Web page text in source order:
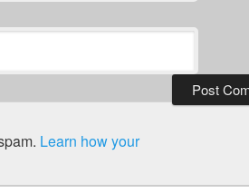
Learn how your